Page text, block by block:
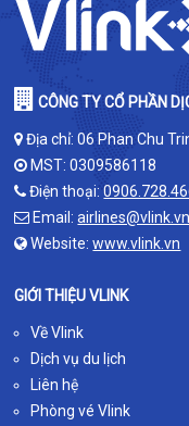
CÔNG TY CỔ PHẦN
Địa chỉ: 06 Phan Chu
MST: 0309586118
Điện thoại:
Email:airlines@vlink.vn
Website:www.vlink.vn
GIỚI THIỆU VLINK
Về Vlink
Dịch vụ du lịch
Liên hệ
Phòng vé Vlink